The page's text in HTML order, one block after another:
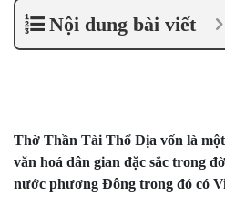
Nội dung bài viết
Thờ Thần Tài Thổ Địa vốn là
văn hoá dân gian đặc sắc trong
nước phương Đông trong đó có